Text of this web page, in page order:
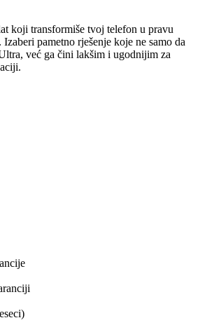
koji transformiše tvoj telefon u pravu
pametno rješenje koje ne samo da
već ga čini lakšim i ugodnijim za